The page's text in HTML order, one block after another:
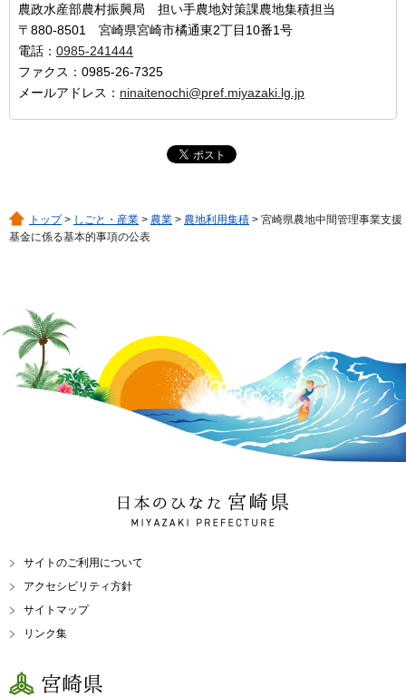
農政水産部農村振興局 担い手農地対策課農地集積担当
〒880-8501 宮崎県宮崎市橘通東2丁目10番1号
電話： 0985-241444
ファクス：0985-26-7325
メールアドレス： ninaitenochi@pref.miyazaki.lg.jp
トップ> しごと・産業 > 農業 > 農地利用集積 > 宮崎県農地中間管理事業支援
基金に係る基本的事項の公表
日本のひなた 宮崎県
MIYAZAKI PREFECTURE
サイトのご利用について
アクセシビリティ方針
サイトマップ
リンク集
宮崎県